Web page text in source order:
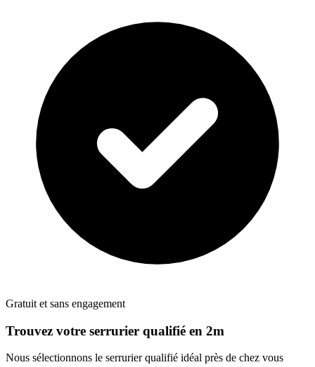
Gratuit et sans engagement
Trouvez votre serrurier qualifié en 2m
Nous sélectionnons le serrurierqualifié idéal près de chez vous